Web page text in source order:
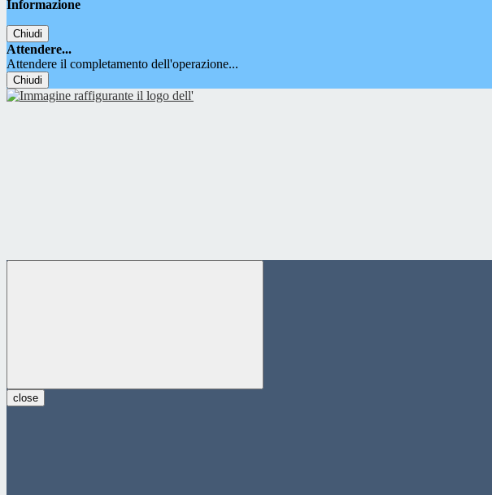
Informazione
Chiudi
Attendere...
Attendere il completamento dell'operazione...
Chiudi
close